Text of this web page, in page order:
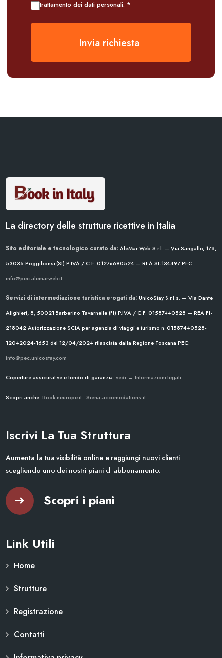
trattamento dei dati personali. *
Invia richiesta
La directory delle strutture ricettive in Italia
Sito editoriale e tecnologico curato da: AleMar Web S.r.l. — Via Sangallo, 178,
53036 Poggibonsi (SI) P.IVA / C.F. 01276690524 — REA SI-134497PEC:
info@pec.alemarweb.it
Servizi di intermediazione turistica erogati da: UnicoStay S.r.l.s. — Via Dante
Alighieri, 8, 50021 Barberino Tavarnelle (FI) P.IVA / C.F. 01587440528 — REA FI-
218042Autorizzazione SCIA per agenzia di viaggi e turismo n. 01587440528-
12042024-1653 del 12/04/2024rilasciata dalla Regione Toscana PEC:
info@pec.unicostay.com
Coperture assicurative e fondo di garanzia: vedi → Informazioni legali
Scopri anche: Bookineurope.it • Siena-accomodations.it
Iscrivi La Tua Struttura
Aumenta la tua visibilità online e raggiungi nuovi clienti
scegliendo uno dei nostri piani di abbonamento.
Scopri i piani
Link Utili
Home
Strutture
Registrazione
Contatti